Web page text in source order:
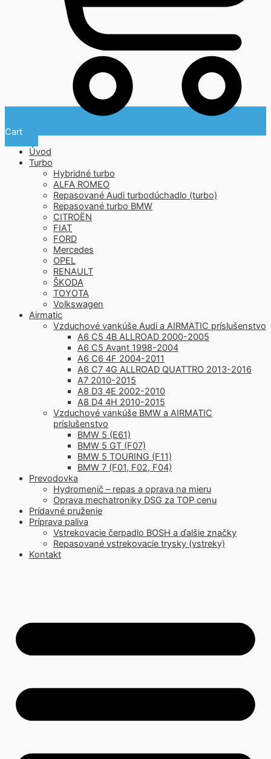
Cart
Úvod
Turbo
Hybridné turbo
ALFA ROMEO
Repasované Audi turbodúchadlo (turbo)
Repasované turbo BMW
CITROËN
FIAT
FORD
Mercedes
OPEL
RENAULT
ŠKODA
TOYOTA
Volkswagen
Airmatic
Vzduchové vankúše Audi a AIRMATIC príslušenstvo
A6 C5 4B ALLROAD 2000-2005
A6 C5 Avant 1998-2004
A6 C6 4F 2004-2011
A6 C7 4G ALLROAD QUATTRO 2013-2016
A7 2010-2015
A8 D3 4E 2002-2010
A8 D4 4H 2010-2015
Vzduchové vankúše BMW a AIRMATIC
príslušenstvo
BMW 5 (E61)
BMW 5 GT (F07)
BMW 5 TOURING (F11)
BMW 7 (F01, F02, F04)
Prevodovka
Hydromenič – repas a oprava na mieru
Oprava mechatroniky DSG za TOP cenu
Prídavné pruženie
Príprava paliva
Vstrekovacie čerpadlo BOSH a ďalšie značky
Repasované vstrekovacie trysky (vstreky)
Kontakt